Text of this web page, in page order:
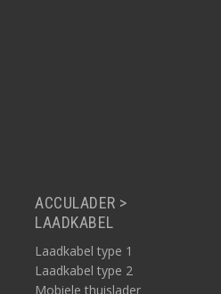
ACCULADER >
LAADKABEL
Laadkabel type 1
Laadkabel type 2
Mobiele thuislader